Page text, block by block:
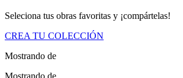
Seleciona tus obras favoritas y ¡compártelas!
CREA TU COLECCIÓN
Mostrando de